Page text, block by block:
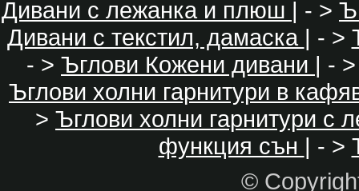
Дивани с лежанка и плюш | - >
Дивани с текстил, дамаска | - >
- > Ъглови Кожени дивани | -
Ъглови холни гарнитури в
> Ъглови холни гарнитури с
функция сън | - >
©